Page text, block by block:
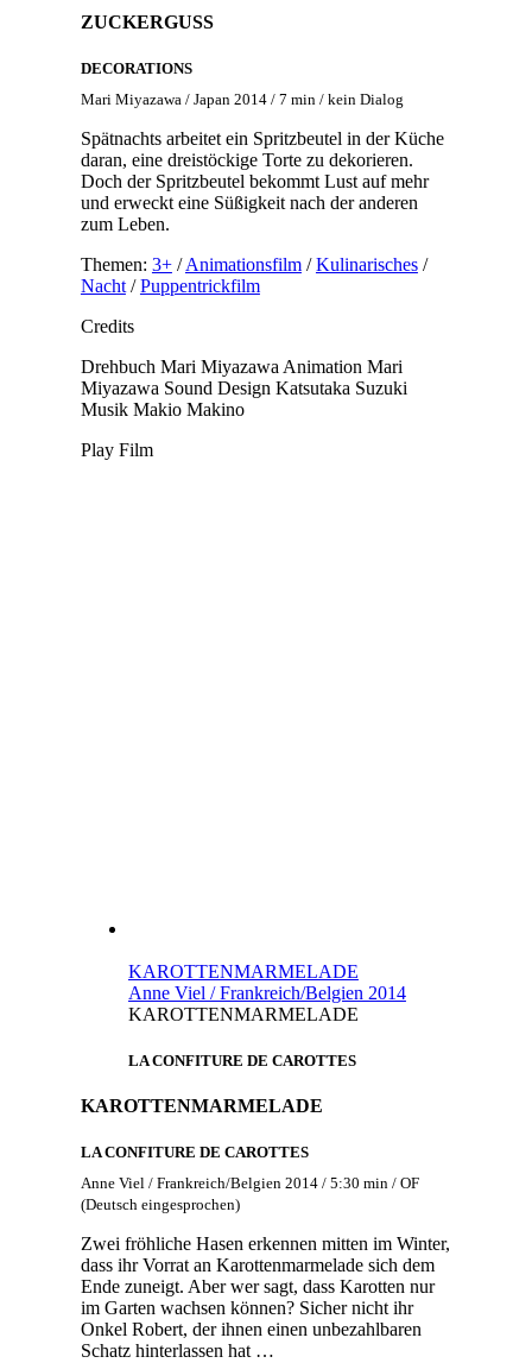
ZUCKERGUSS
DECORATIONS
Mari Miyazawa / Japan 2014 / 7 min / kein Dialog
Spätnachts arbeitet ein Spritzbeutel in der Küche
daran, eine dreistöckige Torte zu dekorieren.
Doch der Spritzbeutel bekommt Lust auf mehr
und erweckt eine Süßigkeit nach der anderen
zum Leben.
Themen: 3+/Animationsfilm/Kulinarisches/
Nacht/Puppentrickfilm
Credits
Drehbuch Mari Miyazawa Animation Mari
Miyazawa Sound Design Katsutaka Suzuki
Musik Makio Makino
Play Film
KAROTTENMARMELADE
Anne Viel / Frankreich/Belgien 2014
KAROTTENMARMELADE
LA CONFITURE DE CAROTTES
KAROTTENMARMELADE
LA CONFITURE DE CAROTTES
Anne Viel / Frankreich/Belgien 2014 / 5:30 min / OF
(Deutsch eingesprochen)
Zwei fröhliche Hasen erkennen mitten im Winter,
dass ihr Vorrat an Karottenmarmelade sich dem
Ende zuneigt. Aber wer sagt, dass Karotten nur
im Garten wachsen können? Sicher nicht ihr
Onkel Robert, der ihnen einen unbezahlbaren
Schatz hinterlassen hat …